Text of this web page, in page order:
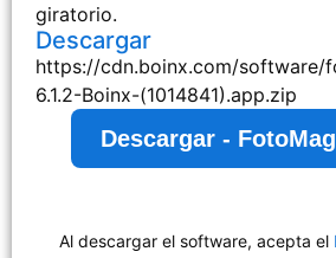
giratorio.
Descargar
https://cdn.boinx.com/software/
6.1.2-Boinx-(1014841).app.zip
Descargar -
Al descargar el software, acepta el